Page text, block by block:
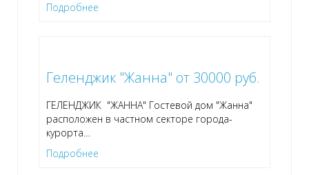
Подробнее
Геленджик "Жанна" от 30000 руб.
ГЕЛЕНДЖИК "ЖАННА" Гостевой дом "Жанна"
расположен в частном секторе города-
курорта…
Подробнее